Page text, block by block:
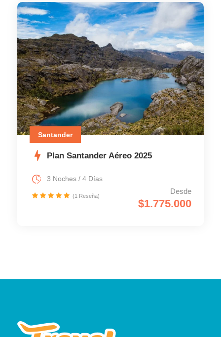
Santander
Plan Santander Aéreo 2025
Desde
$1.775.000
3 Noches / 4 Días
(1 Reseña)